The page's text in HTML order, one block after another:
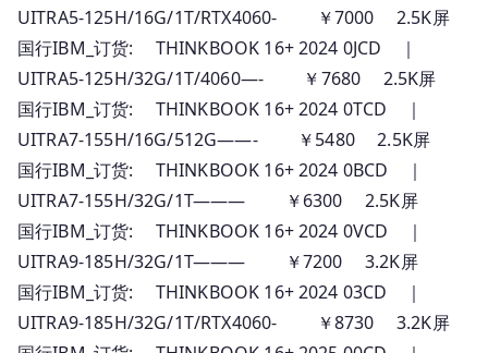
UITRA5-125H/16G/1T/RTX4060- ￥7000 2.5K屏
国行IBM_订货: THINKBOOK 16+ 2024 0JCD ｜
UITRA5-125H/32G/1T/4060—- ￥7680 2.5K屏
国行IBM_订货: THINKBOOK 16+ 2024 0TCD ｜
UITRA7-155H/16G/512G——- ￥5480 2.5K屏
国行IBM_订货: THINKBOOK 16+ 2024 0BCD ｜
UITRA7-155H/32G/1T——— ￥6300 2.5K屏
国行IBM_订货: THINKBOOK 16+ 2024 0VCD ｜
UITRA9-185H/32G/1T——— ￥7200 3.2K屏
国行IBM_订货: THINKBOOK 16+ 2024 03CD ｜
UITRA9-185H/32G/1T/RTX4060- ￥8730 3.2K屏